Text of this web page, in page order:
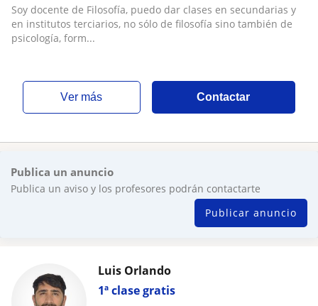
Soy docente de Filosofía, puedo dar clases en secundarias y
en institutos terciarios, no sólo de filosofía sino también de
psicología, form...
ver más Contactar
Publica un anuncio
Publica un aviso y los profesores podrán contactarte
Publicar anuncio
1ª clase gratis
Luis Orlando